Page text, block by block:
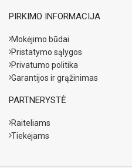
PIRKIMO INFORMACIJA
Mokėjimo būdai
Pristatymo sąlygos
Privatumo politika
Garantijos ir grąžinimas
PARTNERYSTĖ
Raiteliams
Tiekėjams